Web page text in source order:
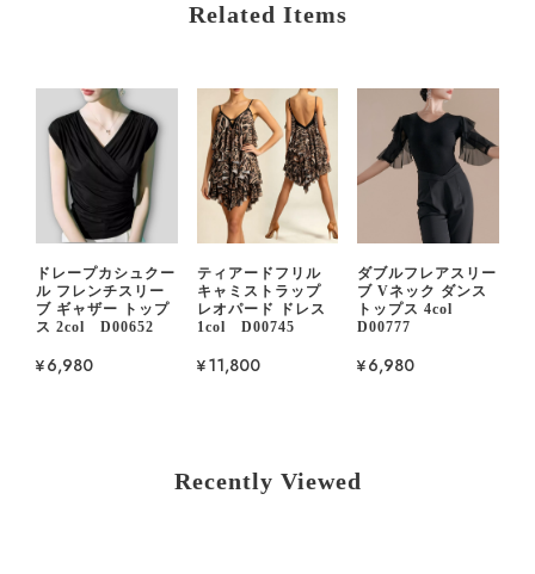
Related Items
ドレープカシュクー
ル フレンチスリー
ブ ギャザー トップ
ス 2col D00652
¥6,980
ティアードフリル
キャミストラップ
レオパード ドレス
1col D00745
¥11,800
ダブルフレアスリー
ブ Vネック ダンス
トップス 4col
D00777
¥6,980
Recently Viewed